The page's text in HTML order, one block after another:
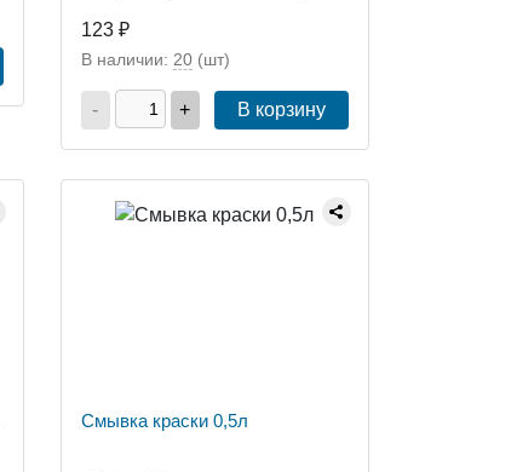
123 ₽
В наличии: 20(шт)
- + В корзину
Смывка краски 0,5л